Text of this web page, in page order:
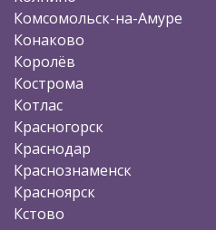
Комсомольск-на-Амуре
Конаково
Королёв
Кострома
Котлас
Красногорск
Краснодар
Краснознаменск
Красноярск
Кстово